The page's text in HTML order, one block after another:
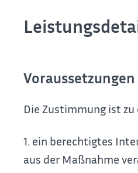
Voraussetzungen
Die Zustimmung ist zu
1. ein berechtigtes
aus der Maßnahme